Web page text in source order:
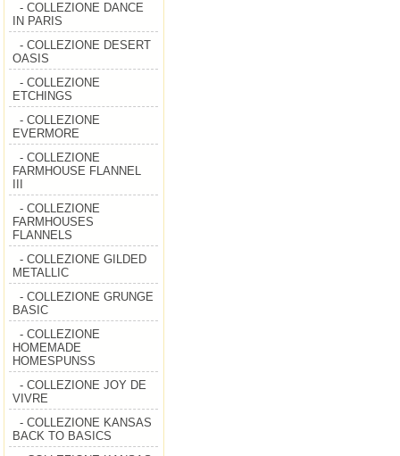
- COLLEZIONE DANCE
IN PARIS
- COLLEZIONE DESERT
OASIS
- COLLEZIONE
ETCHINGS
- COLLEZIONE
EVERMORE
- COLLEZIONE
FARMHOUSE FLANNEL
- COLLEZIONE
FARMHOUSES
FLANNELS
- COLLEZIONE GILDED
METALLIC
- COLLEZIONE GRUNGE
BASIC
- COLLEZIONE
HOMEMADE
HOMESPUNSS
- COLLEZIONE JOY DE
VIVRE
- COLLEZIONE KANSAS
BACK TO BASICS